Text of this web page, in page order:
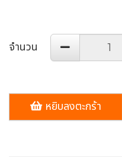
จำนวน
หยิบลงตะกร้า